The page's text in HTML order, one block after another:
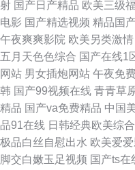
麻豆AV影视大全 青草久久色片
美综合网 国产精品黄 欧美精品
人精品区区 男人激情资源在线
广告 国产w久久久久久久久久
美女和色色和这 99色色网 肏肏
射 国产日产精品 欧美三级
电影 国产精选视频 精品国
午夜爽爽影院 欧美另类激情
五月天色色综合 国产在线1
网站 男女插炮网站 午夜免
韩 国产99视频在线 青青草
精品 国产va免费精品 中国
品91在线 日韩经典欧美综合
极品白丝自慰出水 欧美爱
脚交白嫩玉足视频 国产ts在